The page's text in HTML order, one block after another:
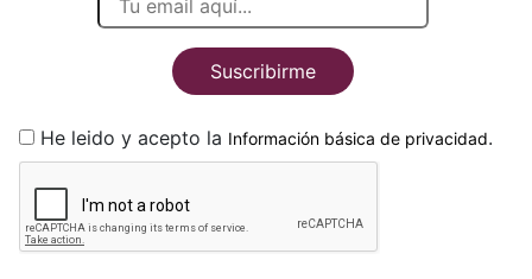
Suscribirme
He leido y acepto la Información básica de privacidad.